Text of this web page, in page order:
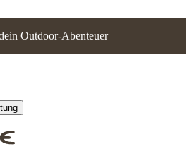
Outdoor-Abenteuer